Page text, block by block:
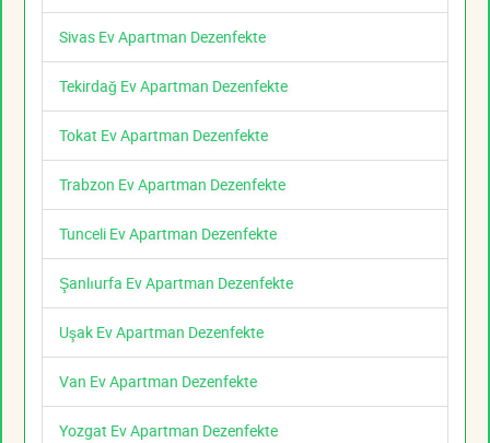
Sivas Ev Apartman Dezenfekte
Tekirdağ Ev Apartman Dezenfekte
Tokat Ev Apartman Dezenfekte
Trabzon Ev Apartman Dezenfekte
Tunceli Ev Apartman Dezenfekte
Şanlıurfa Ev Apartman Dezenfekte
Uşak Ev Apartman Dezenfekte
Van Ev Apartman Dezenfekte
Yozgat Ev Apartman Dezenfekte